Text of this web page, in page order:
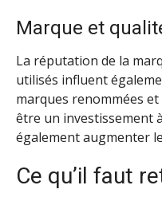
Marque et
La réputation de la
utilisés influent
marques renommées
être un investissement
également augmenter
Ce qu’il faut